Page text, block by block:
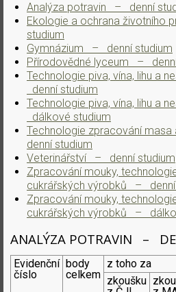
Analýza potravin – denní
Ekologie a ochrana
studium
Gymnázium – denní studium
Přírodovědné lyceum –
Technologie piva, vína, lihu a
denní studium
Technologie piva, vína, lihu a
dálkové studium
Technologie zpracování
denní studium
Veterinářství – denní studium
Zpracování mouky,
cukrářských výrobků – denní
Zpracování mouky,
cukrářských výrobků –
ANALÝZA POTRAVIN –
Evidenční
číslo
body
celkem
z toho za
zkoušku